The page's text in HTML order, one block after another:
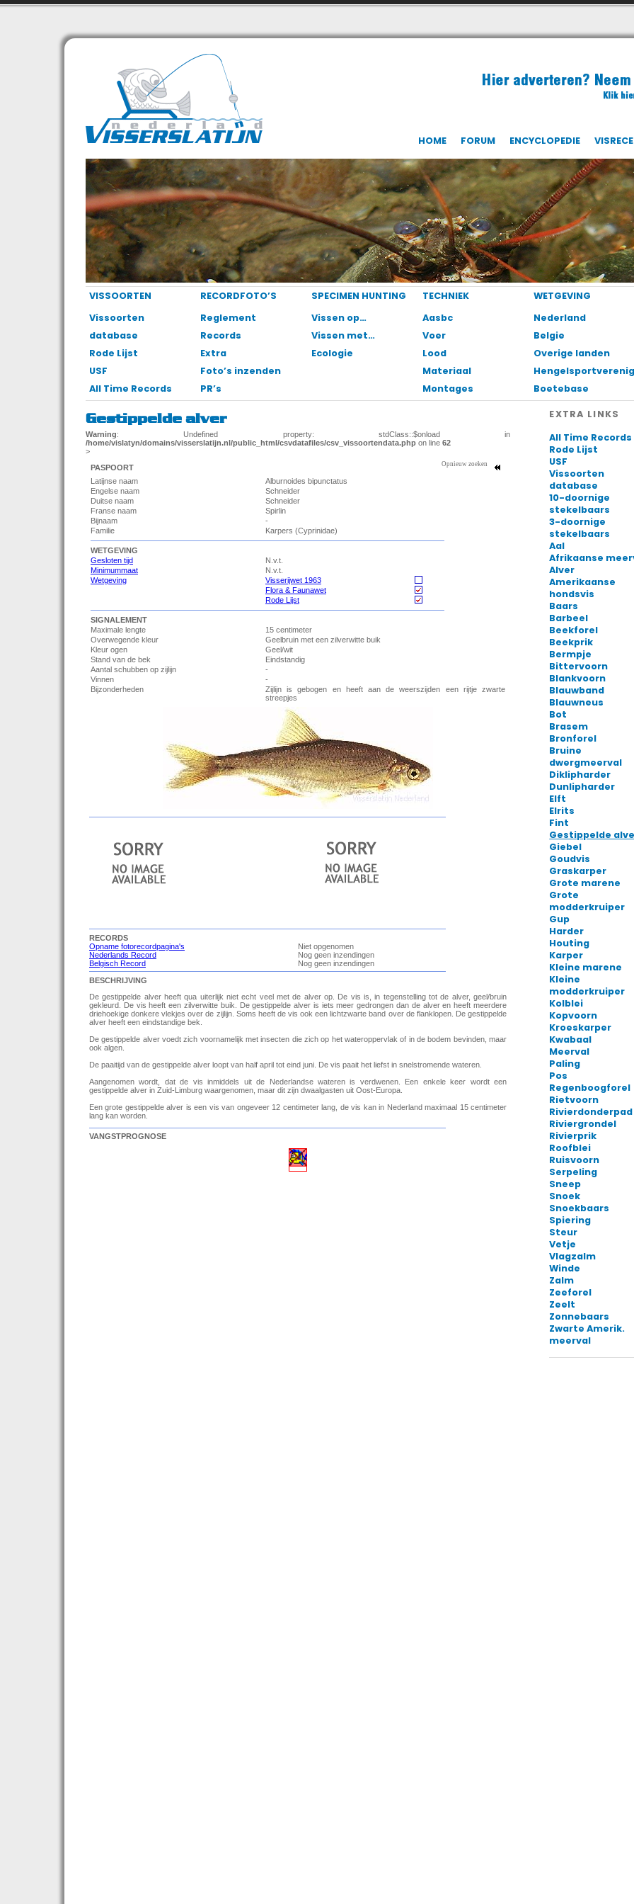
HOME FORUM ENCYCLOPEDIE
VISSOORTEN
Vissoorten
database
Rode Lijst
USF
All Time Records
RECORDFOTO’S
Reglement
Records
Extra
Foto’s inzenden
PR’s
SPECIMEN HUNTING
Vissen op…
Vissen met…
Ecologie
TECHNIEK
Aasbc
Voer
Lood
Materiaal
Montages
WETGEVING
Nederland
Belgie
Overige landen
Boetebase
Gestippelde alver
EXTRA LINKS
All Time Records
Rode Lijst
USF
Vissoorten
database
10-doornige
stekelbaars
3-doornige
stekelbaars
Aal
Afrikaanse
Alver
Amerikaanse
hondsvis
Baars
Barbeel
Beekforel
Beekprik
Bermpje
Bittervoorn
Blankvoorn
Blauwband
Blauwneus
Bot
Brasem
Bronforel
Bruine
dwergmeerval
Diklipharder
Dunlipharder
Elft
Elrits
Fint
Gestippelde
Giebel
Goudvis
Graskarper
Grote marene
Grote
modderkruiper
Gup
Harder
Houting
Karper
Kleine marene
Kleine
modderkruiper
Kolblei
Kopvoorn
Kroeskarper
Kwabaal
Meerval
Paling
Pos
Regenboogforel
Rietvoorn
Rivierdonderpad
Riviergrondel
Rivierprik
Roofblei
Ruisvoorn
Serpeling
Sneep
Snoek
Snoekbaars
Spiering
Steur
Vetje
Vlagzalm
Winde
Zalm
Zeeforel
Zeelt
Zonnebaars
Zwarte Amerik.
meerval